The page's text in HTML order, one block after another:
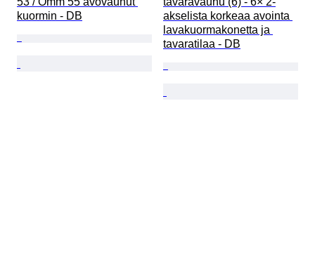
kuormin - DB
akselista korkeaa avointa
lavakuormakonetta ja
tavaratilaa - DB